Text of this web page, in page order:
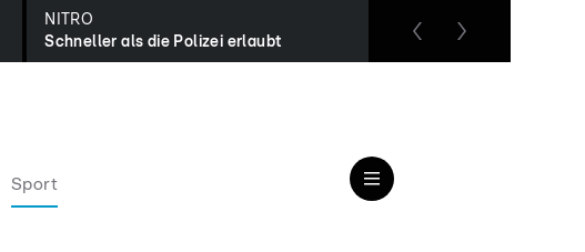
NITRO
Schneller als die Polizei erlaubt
RTL up
Das Familiengericht
Sport